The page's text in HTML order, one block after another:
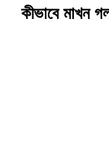
কীভাবে মাখন